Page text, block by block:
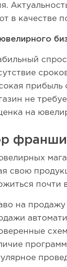
в качестве
прибыль
не
на
ювелирных
свою
почти
на